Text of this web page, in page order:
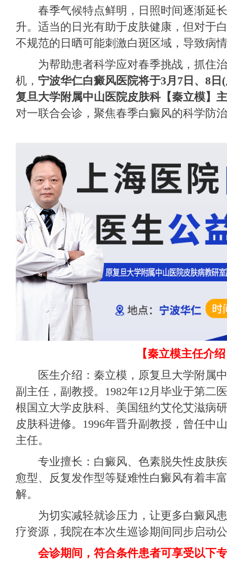
春季气候特点鲜明，日照时间逐渐延长
升。适当的日光有助于皮肤健康，但对于
不规范的日晒可能刺激白斑区域，导致病
为帮助患者科学应对春季挑战，抓住治
机， 宁波华仁白癜风医院将于3月7日、8
复旦大学附属中山医院皮肤科【秦立模】
对一联合会诊，聚焦春季白癜风的科学防
【秦立模主任介绍
医生介绍：秦立模，原复旦大学附属中
副主任，副教授。1982年12月毕业于第二
根国立大学皮肤科、美国纽约艾伦艾滋病
皮肤科进修。1996年晋升副教授，曾任中
主任。
专业擅长：白癜风、色素脱失性皮肤疾
愈型、反复发作型等疑难性白癜风有着丰
解。
为切实减轻就诊压力，让更多白癜风患
疗资源，我院在本次生巡诊期间同步启动
会诊期间，符合条件患者可享受以下